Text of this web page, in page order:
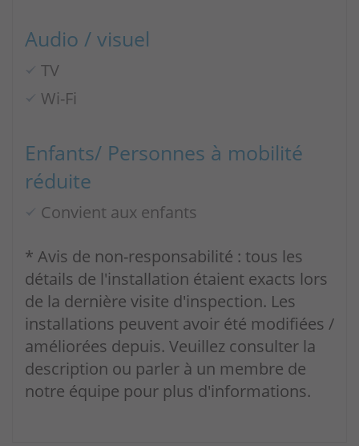
Audio / visuel
TV
Wi-Fi
Enfants/ Personnes à mobilité
réduite
Convient aux enfants
* Avis de non-responsabilité : tous les
détails de l'installation étaient exacts lors
de la dernière visite d'inspection. Les
installations peuvent avoir été modifiées /
améliorées depuis. Veuillez consulter la
description ou parler à un membre de
notre équipe pour plus d'informations.